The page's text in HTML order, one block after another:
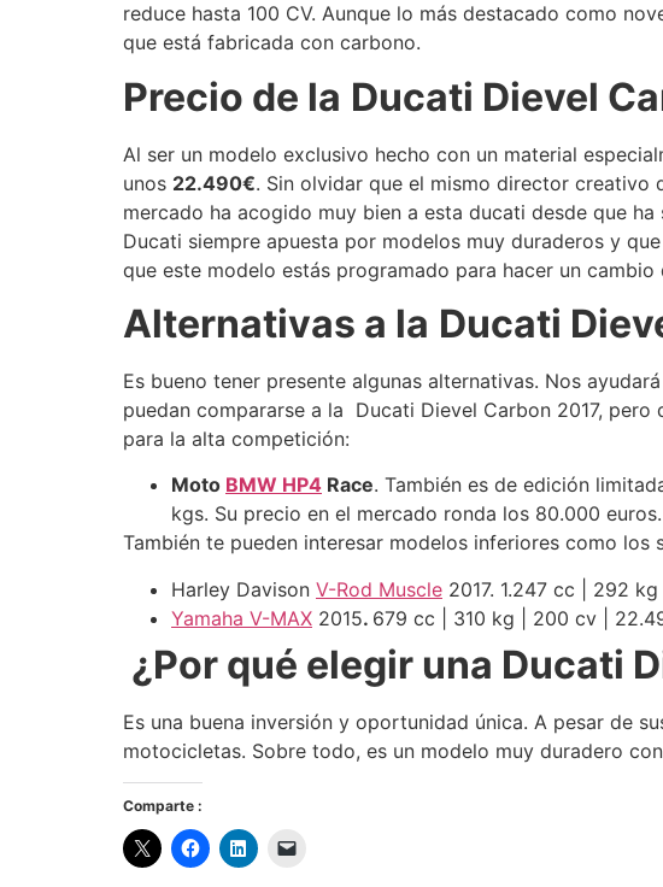
reduce hasta 100 CV. Aunque lo más destacado como
que está fabricada con carbono.
Precio de la Ducati Dievel
Al ser un modelo exclusivo hecho con un material
unos 22.490€. Sin olvidar que el mismo director creativo
mercado ha acogido muy bien a esta ducati desde que
Ducati siempre apuesta por modelos muy duraderos y
que este modelo estás programado para hacer un cambio
Alternativas a la Ducati
Es bueno tener presente algunas alternativas. Nos
puedan compararse a la Ducati Dievel Carbon 2017,
para la alta competición:
Moto BMW HP4 Race. También es de edición
kgs. Su precio en el mercado ronda los 80.000 euros.
También te pueden interesar modelos inferiores como los
Harley Davison V-Rod Muscle 2017. 1.247 cc | 292
Yamaha V-MAX 2015. 679 cc | 310 kg | 200 cv |
¿Por qué elegir una Ducati
Es una buena inversión y oportunidad única. A pesar de
motocicletas. Sobre todo, es un modelo muy duradero
Comparte :